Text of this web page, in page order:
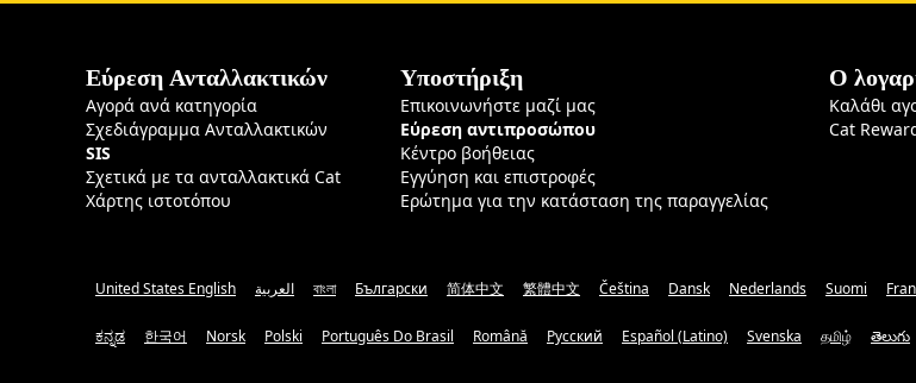
Εύρεση Ανταλλακτικών
Αγορά ανά κατηγορία
Σχεδιάγραμμα Ανταλλακτικών
SIS
Σχετικά με τα ανταλλακτικά Cat
Χάρτης ιστοτόπου
Υποστήριξη
Επικοινωνήστε μαζί μας
Εύρεση αντιπροσώπου
Κέντρο βοήθειας
Εγγύηση και επιστροφές
Ερώτημα για την κατάσταση της παραγγελίας
Ο
Καλάθι
Cat
United States English العربية বাংলা Български 简体中文 繁體中文 Čeština Dansk Nederlands Suomi
ಕನ್ನಡ 한국어 Norsk Polski Português Do Brasil Română Русский Español (Latino) Svenska தமிழ் తెలుగు